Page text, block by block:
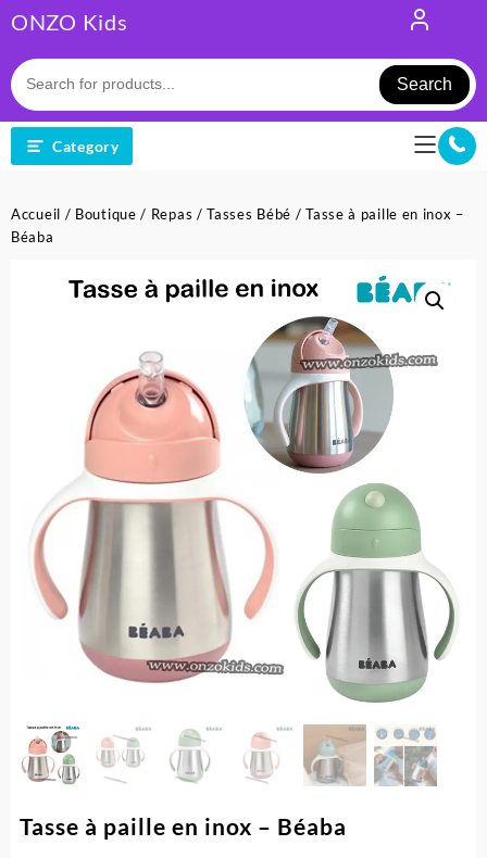
to
content
ONZO Kids
Search
Category
Accueil / Boutique / Repas /Tasses Bébé / Tasse à paille en inox –
Béaba
Tasse à paille en inox – Béaba